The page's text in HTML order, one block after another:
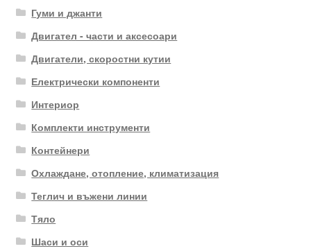
Гуми и джанти
Двигател - части и аксесоари
Двигатели, скоростни кутии
Електрически компоненти
Интериор
Комплекти инструменти
Контейнери
Охлаждане, отопление, климатизация
Теглич и въжени линии
Тяло
Шаси и оси